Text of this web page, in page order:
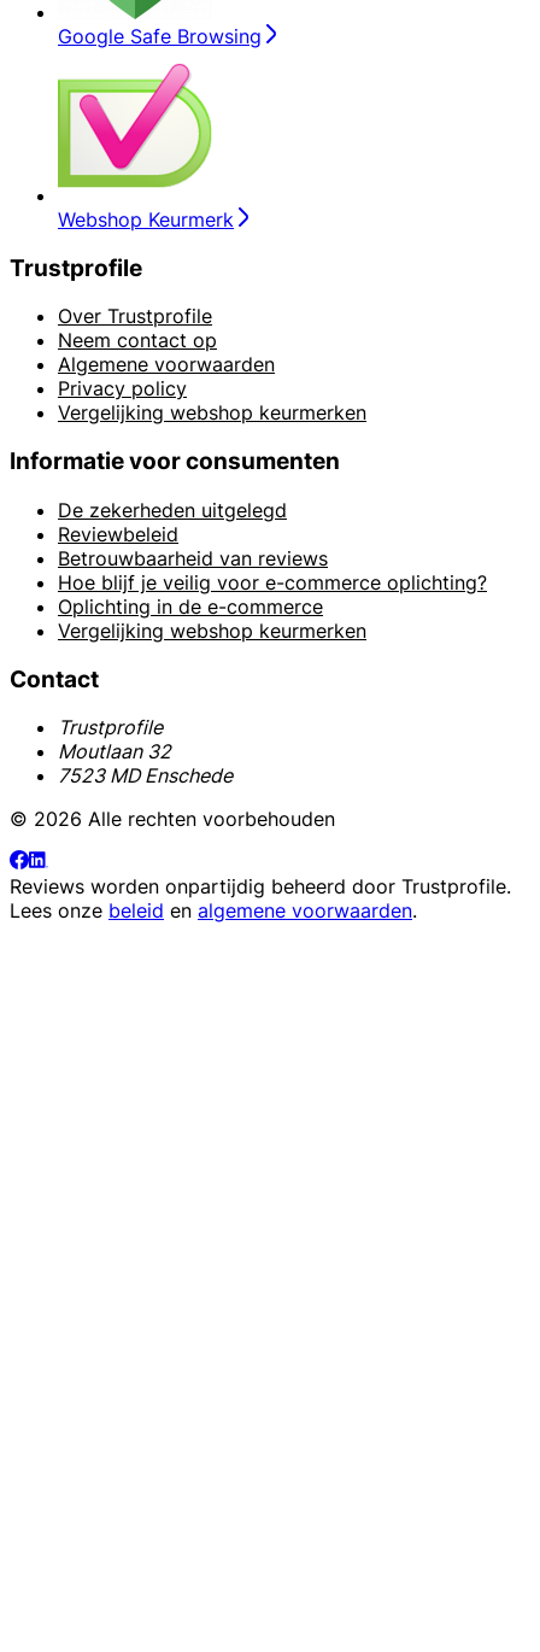
Google Safe Browsing
Webshop Keurmerk
Trustprofile
Over Trustprofile
Neem contact op
Algemene voorwaarden
Privacy policy
Vergelijking webshop keurmerken
Informatie voor consumenten
De zekerheden uitgelegd
Reviewbeleid
Betrouwbaarheid van reviews
Hoe blijf je veilig voor e-commerce oplichting?
Oplichting in de e-commerce
Vergelijking webshop keurmerken
Contact
Trustprofile
Moutlaan 32
7523 MD Enschede
© 2026 Alle rechten voorbehouden
Reviews worden onpartijdig beheerd door Trustprofile.
Lees onze beleid en algemene voorwaarden.